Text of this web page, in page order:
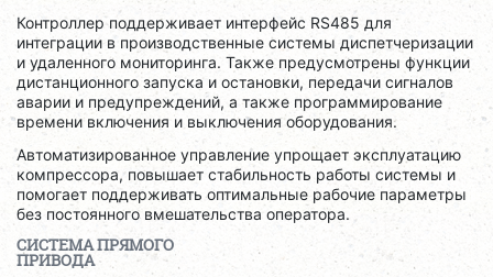
Контроллер поддерживает интерфейс RS485 для
интеграции в производственные системы диспетчеризации
и удаленного мониторинга. Также предусмотрены функции
дистанционного запуска и остановки, передачи сигналов
аварии и предупреждений, а также программирование
времени включения и выключения оборудования.
Автоматизированное управление упрощает эксплуатацию
компрессора, повышает стабильность работы системы и
помогает поддерживать оптимальные рабочие параметры
без постоянного вмешательства оператора.
СИСТЕМА ПРЯМОГО
ПРИВОДА